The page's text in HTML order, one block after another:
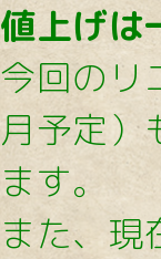
値上げは
今回のリ
月予定）
ます。
また、現